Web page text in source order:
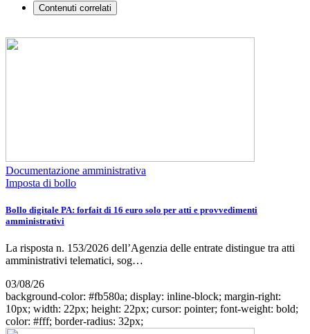
Contenuti correlati
Documentazione amministrativa
Imposta di bollo
Bollo digitale PA: forfait di 16 euro solo per atti e provvedimenti
amministrativi
La risposta n. 153/2026 dell’Agenzia delle entrate distingue tra atti
amministrativi telematici, sog…
03/08/26
background-color: #fb580a; display: inline-block; margin-right:
10px; width: 22px; height: 22px; cursor: pointer; font-weight: bold;
color: #fff; border-radius: 32px;